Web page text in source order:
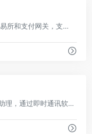
Cryptomus 是一个低费用加密货币交易所和支付网关，支持买卖比特币、以太坊、USDT 等多种资产，提供用户友好 app、实时交易和商户支付集成，帮助个人与企业高效管理数字货币。
开源、自托管的 24/7 全天候 AI 个人助理，通过即时通讯软件指挥你的电脑。